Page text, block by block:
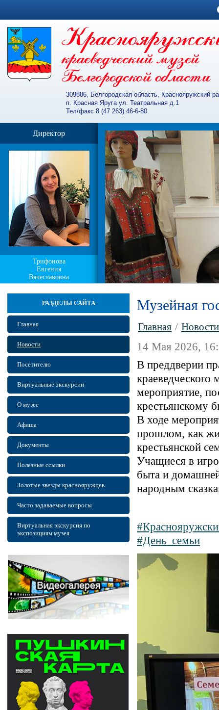
309886, Белгородская область, Краснояружский
п. Красная Яруга ул. Театральная д.1
Тел/факс 8 (47 263) 46-6-80
Директор
Трифонова
Евгения
Вячеславовна
РАЗДЕЛЫ САЙТА
Главная
Новости
Посетителю
Виртуальные экскурсии
О музее
Афиша
Документы
Полезные ссылки
Золотые звезды краснояружцев
Часто задаваемые вопросы
Виртуальная экскурсия по
экспозициям музея
Музейная
Главная / Новости
14 Мая 2026,
В преддверии
краеведческого
мероприятие,
крестьянскому
В ходе
прошлом, как
крестьянской
Учащиеся в
быта и
народным
#День_семьи